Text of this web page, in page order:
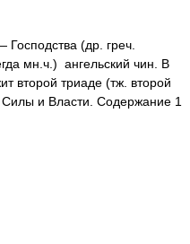
Господства (др. греч.
мн.ч.) ангельский чин. В
второй триаде (тж. второй
Силы и Власти. Содержание 1